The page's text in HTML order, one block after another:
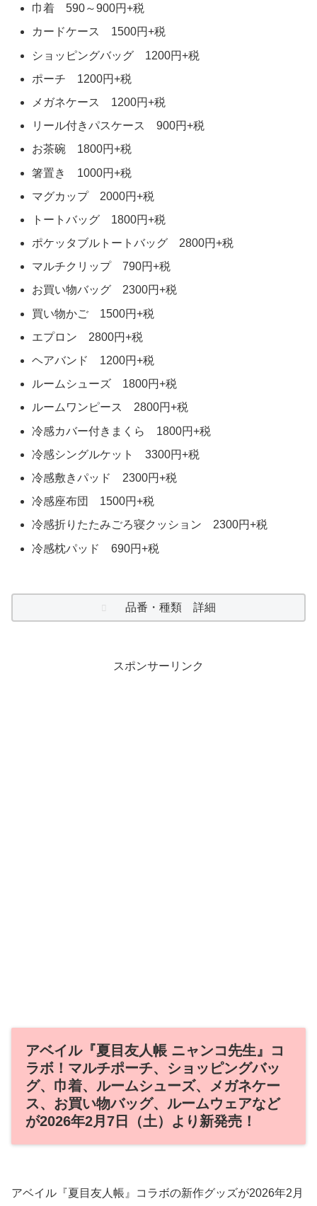
巾着 590～900円+税
カードケース 1500円+税
ショッピングバッグ 1200円+税
ポーチ 1200円+税
メガネケース 1200円+税
リール付きパスケース 900円+税
お茶碗 1800円+税
箸置き 1000円+税
マグカップ 2000円+税
トートバッグ 1800円+税
ポケッタブルトートバッグ 2800円+税
マルチクリップ 790円+税
お買い物バッグ 2300円+税
買い物かご 1500円+税
エプロン 2800円+税
ヘアバンド 1200円+税
ルームシューズ 1800円+税
ルームワンピース 2800円+税
冷感カバー付きまくら 1800円+税
冷感シングルケット 3300円+税
冷感敷きパッド 2300円+税
冷感座布団 1500円+税
冷感折りたたみごろ寝クッション 2300円+税
冷感枕パッド 690円+税
品番・種類 詳細
スポンサーリンク
アベイル『夏目友人帳 ニャンコ先生』コ
ラボ！マルチポーチ、ショッピングバッ
グ、巾着、ルームシューズ、メガネケー
ス、お買い物バッグ、ルームウェアなど
が2026年2月7日（土）より新発売！
アベイル『夏目友人帳』コラボの新作グッズが2026年2月